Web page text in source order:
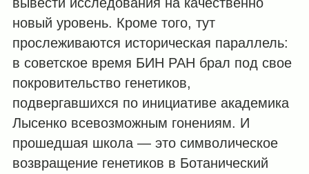
новый уровень. Кроме того, тут
прослеживаются историческая параллель:
в советское время БИН РАН брал под свое
покровительство генетиков,
подвергавшихся по инициативе академика
Лысенко всевозможным гонениям. И
прошедшая школа — это символическое
возвращение генетиков в Ботанический